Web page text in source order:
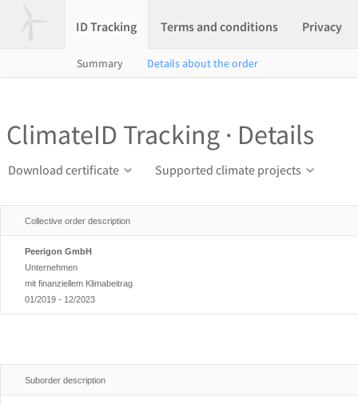
ID Tracking Terms and conditions Privacy
Summary Details about the order
ClimateID Tracking · Details
Download certificate Supported climate projects
Collective order description
Peerigon GmbH
Unternehmen
mit finanziellem Klimabeitrag
01/2019 - 12/2023
Suborder description